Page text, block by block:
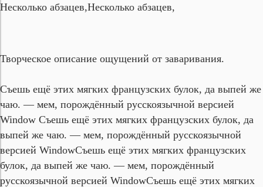
Несколько абзацев,Несколько абзацев,
Творческое описание ощущений от заваривания.
Съешь ещё этих мягких французских булок, да выпей же
чаю. — мем, порождённый русскоязычной версией
Window Съешь ещё этих мягких французских булок, да
выпей же чаю. — мем, порождённый русскоязычной
версией WindowСъешь ещё этих мягких французских
булок, да выпей же чаю. — мем, порождённый
русскоязычной версией WindowСъешь ещё этих мягких